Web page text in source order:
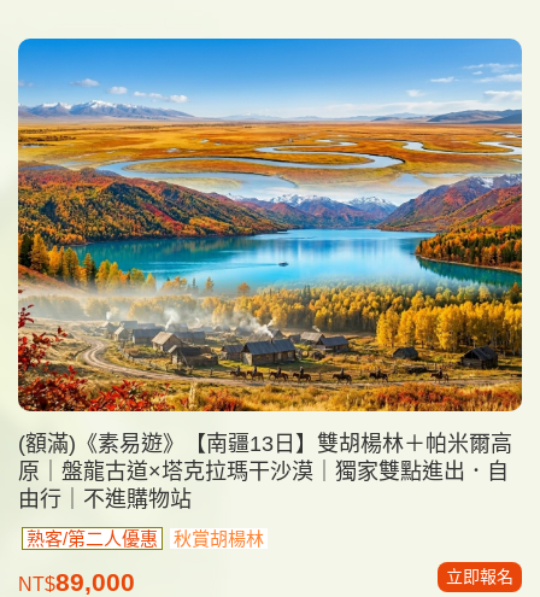
(額滿)《素易遊》【南疆13日】雙胡楊林＋帕米爾高
原｜盤龍古道×塔克拉瑪干沙漠｜獨家雙點進出．自
由行｜不進購物站
熟客/第二人優惠 秋賞胡楊林
NT$89,000 立即報名